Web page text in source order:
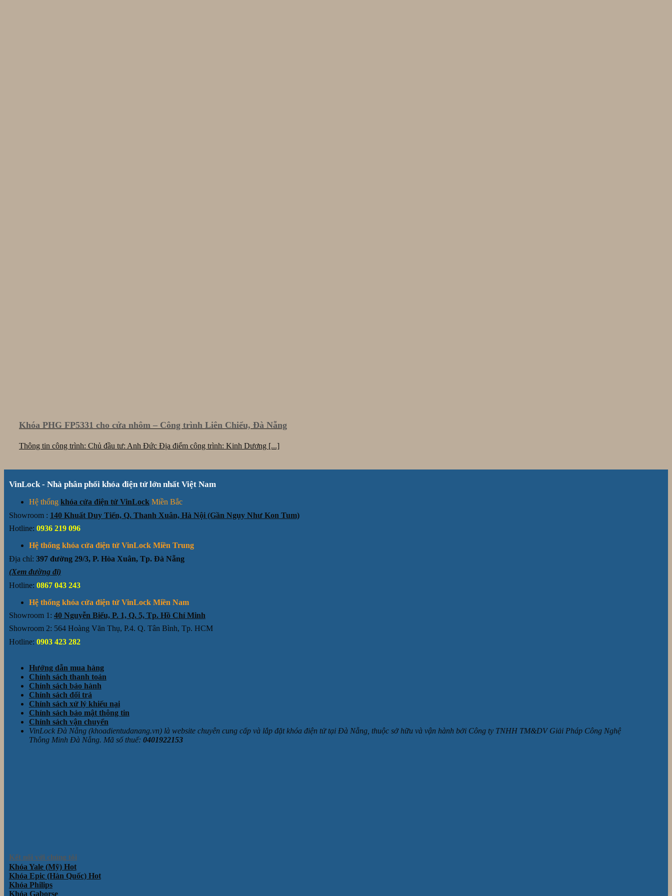
Khóa PHG FP5331 cho cửa nhôm – Công trình Liên Chiểu, Đà Nẵng
Thông tin công trình: Chủ đầu tư: Anh Đức Địa điểm công trình: Kinh Dương [...]
VinLock - Nhà phân phối khóa điện tử lớn nhất Việt Nam
Hệ thống khóa cửa điện tử VinLock Miền Bắc
Showroom : 140 Khuất Duy Tiến, Q. Thanh Xuân, Hà Nội (Gần Ngụy Như Kon Tum)
Hotline: 0936 219 096
Hệ thống khóa cửa điện tử VinLock Miền Trung
Địa chỉ: 397 đường 29/3, P. Hòa Xuân, Tp. Đà Nẵng
(Xem đường đi)
Hotline: 0867 043 243
Hệ thống khóa cửa điện tử VinLock Miền Nam
Showroom 1: 40 Nguyễn Biểu, P. 1, Q. 5, Tp. Hồ Chí Minh
Showroom 2: 564 Hoàng Văn Thụ, P.4. Q. Tân Bình, Tp. HCM
Hotline: 0903 423 282
Hướng dẫn mua hàng
Chính sách thanh toán
Chính sách bảo hành
Chính sách đổi trả
Chính sách xử lý khiếu nại
Chính sách bảo mật thông tin
Chính sách vận chuyển
VinLock Đà Nẵng (khoadientudanang.vn) là website chuyên cung cấp và lắp đặt khóa điện tử tại Đà Nẵng, thuộc sở hữu và vận hành bởi Công ty TNHH TM&DV Giải Pháp Công Nghệ
Thông Minh Đà Nẵng. Mã số thuế: 0401922153
Kết nối với chúng tôi
Khóa Yale (Mỹ)
Khóa Epic (Hàn Quốc)
Khóa Philips
Khóa Gaborse